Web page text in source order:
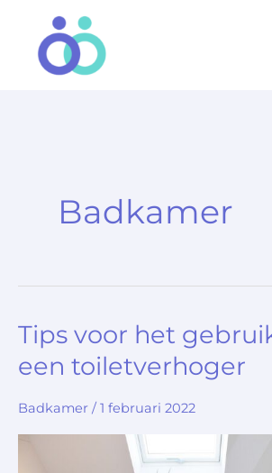
Badkamer
Tips voor het
een toiletverhoger
Badkamer / 1 februari 2022
Tips
voor
het
gebruiken